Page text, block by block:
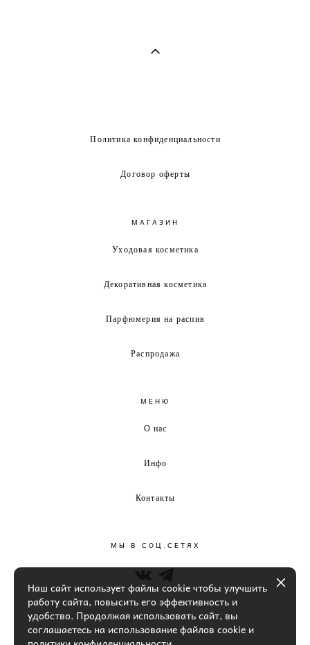
Политика конфиденциальности
Договор оферты
МАГАЗИН
Уходовая косметика
Декоративная косметика
Парфюмерия на распив
Распродажа
МЕНЮ
О нас
Инфо
Контакты
МЫ В СОЦ.СЕТЯХ
Наш сайт использует файлы cookie чтобы улучшить
работу сайта, повысить его эффективность и
удобство. Продолжая использовать сайт, вы
соглашаетесь на использование файлов cookie и